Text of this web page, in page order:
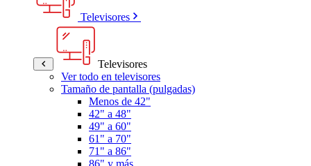
Televisores
Televisores
Ver todo en televisores
Tamaño de pantalla (pulgadas)
Menos de 42"
42" a 48"
49" a 60"
61" a 70"
71" a 86"
86" y más